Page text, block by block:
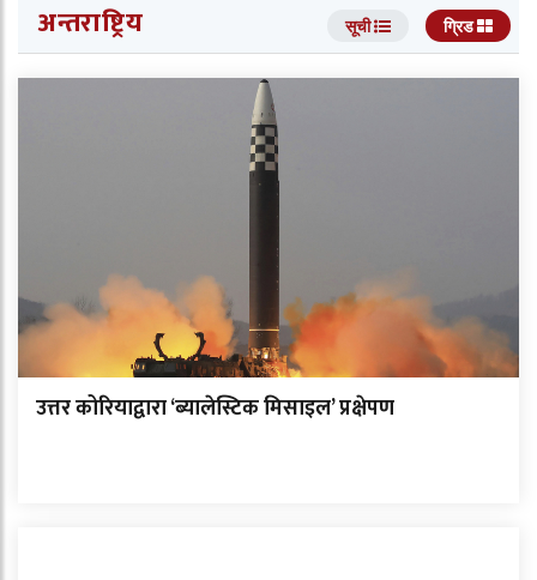
अन्तराष्ट्रिय सूची ग्रिड
उत्तर कोरियाद्वारा ‘ब्यालेस्टिक मिसाइल’ प्रक्षेपण